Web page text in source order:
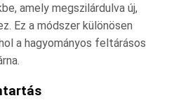
amely megszilárdulva új,
Ez a módszer különösen
a hagyományos feltárásos